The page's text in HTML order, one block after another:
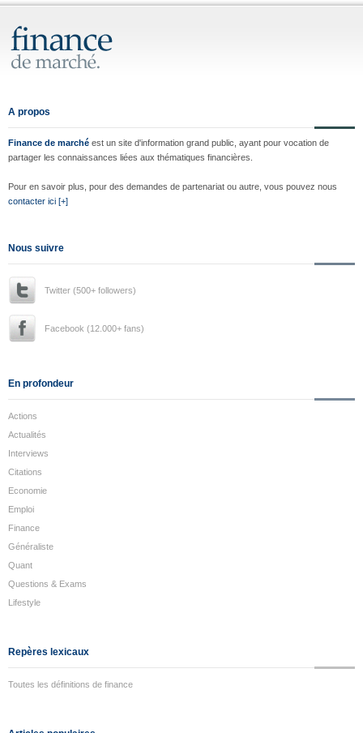
A propos
Finance de marché est un site d'information grand public, ayant pour vocation de
partager les connaissances liées aux thématiques financières.
Pour en savoir plus, pour des demandes de partenariat ou autre, vous pouvez nous
contacter ici [+]
Nous suivre
Twitter (500+ followers)
Facebook (12.000+ fans)
En profondeur
Actions
Actualités
Interviews
Citations
Economie
Emploi
Finance
Généraliste
Quant
Questions & Exams
Lifestyle
Repères lexicaux
Toutes les définitions de finance